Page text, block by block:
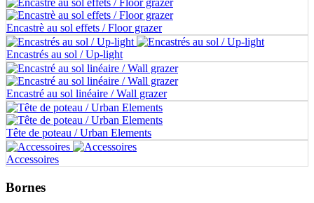
Encastrè au sol effets / Floor grazer
Encastrés au sol / Up-light
Encastré au sol linéaire / Wall grazer
Tête de poteau / Urban Elements
Accessoires
Bornes